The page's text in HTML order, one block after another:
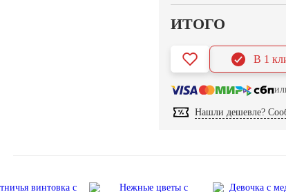
ИТОГО
В 1
Нашли дешевле?